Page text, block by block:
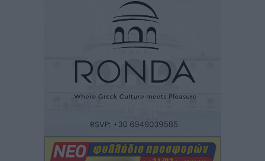
Κικίλιας: Μειώθηκαν κατά 34% οι μεταναστευτικές
ροές στα θαλάσσια σύνορα
πριν 12 ώρες
Κως: Γερμανός τουρίστας κέρδισε αποζημίωση 900
οικογενειακές διακοπές του